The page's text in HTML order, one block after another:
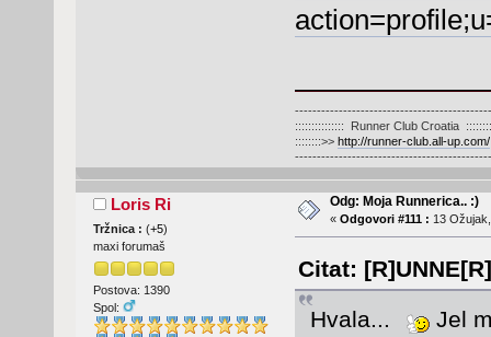
::::::::::::::: Runner Club Croatia
::::::::>> http://runner-club.all-up.com/
Loris Ri
Tržnica : (+5)
maxi forumaš
Postova: 1390
Spol:
Odg: Moja Runnerica.. :)
« Odgovori #111 : 13
Citat:
Hvala...
Jel